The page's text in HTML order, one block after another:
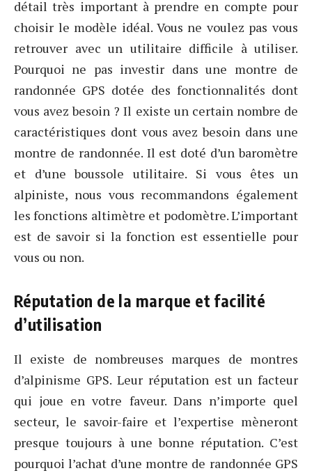
détail très important à prendre en compte pour
choisir le modèle idéal. Vous ne voulez pas vous
retrouver avec un utilitaire difficile à utiliser.
Pourquoi ne pas investir dans une montre de
randonnée GPS dotée des fonctionnalités dont
vous avez besoin ? Il existe un certain nombre de
caractéristiques dont vous avez besoin dans une
montre de randonnée. Il est doté d’un baromètre
et d’une boussole utilitaire. Si vous êtes un
alpiniste, nous vous recommandons également
les fonctions altimètre et podomètre. L’important
est de savoir si la fonction est essentielle pour
vous ou non.
Réputation de la marque et facilité
d’utilisation
Il existe de nombreuses marques de montres
d’alpinisme GPS. Leur réputation est un facteur
qui joue en votre faveur. Dans n’importe quel
secteur, le savoir-faire et l’expertise mèneront
presque toujours à une bonne réputation. C’est
pourquoi l’achat d’une montre de randonnée GPS